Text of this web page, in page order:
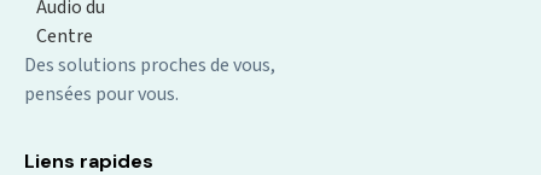
Des solutions proches de vous,
pensées pour vous.
Liens rapides